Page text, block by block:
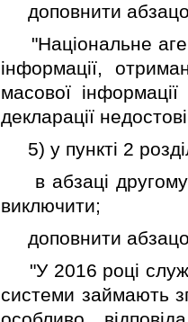
доповнити
"Нацiональне
iнформацiї,
масової
декларацiї
5) у пунктi 2
в абзацi другому
виключити;
доповнити
"У 2016 роцi
системи займають